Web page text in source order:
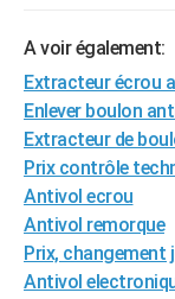
S'inscrire
Se connecter
Lycées
Collèges
Primaires
Universités
Entreprises
Service militaire
Avis de recherche
AVIS DE DÉCÈS
FORUM
Bricolage
Lifestyle
Culture
Sport
Auto
Television
Voyage
Cinema
A voir également:
Extracteur écrou
Enlever boulon
Extracteur de
Prix contrôle
Antivol ecrou
Antivol remorque
Prix,
Antivol